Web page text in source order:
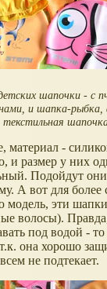
шапочки - с
и шапка-
текстильная
материал -
и размер у них
Подойдут
А вот для
модель, эти
волосы).
под водой - то
она хорошо
не подтекает.